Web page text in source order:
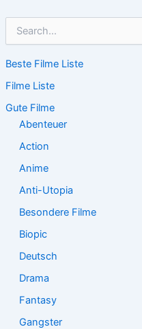
h
n
n
Beste Filme Liste
Filme Liste
Gute Filme
Abenteuer
Action
Anime
Anti-Utopia
Besondere Filme
Biopic
Deutsch
Drama
Fantasy
Gangster